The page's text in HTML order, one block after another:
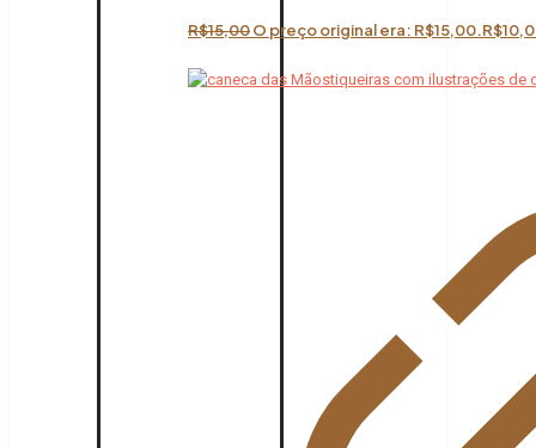
R$15,00O preço original era: R$15,00.R$